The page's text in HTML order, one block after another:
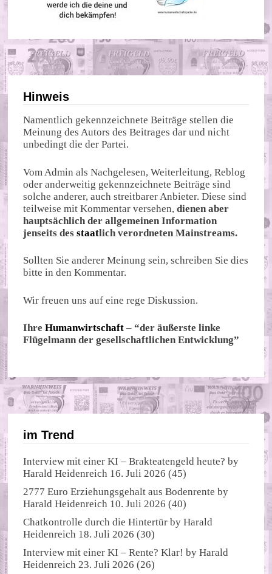
Hinweis
Namentlich gekennzeichnete Beiträge stellen die
Meinung des Autors des Beitrages dar und nicht
unbedingt die der Partei.
Vom Admin als Nachgelesen, Weiterleitung, Reblog
oder anderweitig gekennzeichnete Beiträge sind
solche anderer, auch streitbarer Anbieter. Diese sind
teilweise mit Kommentar versehen,dienen aber
hauptsächlich der allgemeinen Information
jenseits desstaatlich verordneten Mainstreams.
Sollten Sie anderer Meinung sein, schreiben Sie dies
bitte in den Kommentar.
Wir freuen uns auf eine rege Diskussion.
IhreHumanwirtschaft – “der äußerste linke
Flügelmann der gesellschaftlichen Entwicklung”
im Trend
Interview mit einer KI – Brakteatengeld heute? by
Harald Heidenreich 16. Juli 2026 (45)
2777 Euro Erziehungsgehalt aus Bodenrente by
Harald Heidenreich 10. Juli 2026 (40)
Chatkontrolle durch die Hintertür byHarald
Heidenreich 18. Juli 2026 (30)
Interview mit einer KI – Rente? Klar! byHarald
Heidenreich 23. Juli 2026 (26)